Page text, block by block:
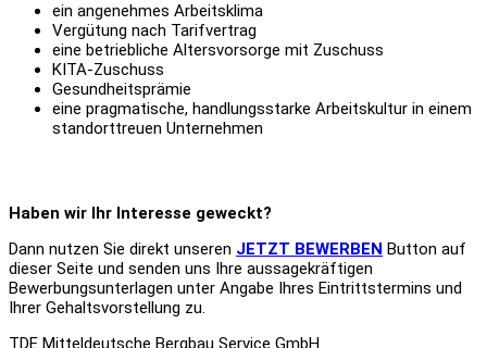
ein angenehmes Arbeitsklima
Vergütung nach Tarifvertrag
eine betriebliche Altersvorsorge mit Zuschuss
KITA-Zuschuss
Gesundheitsprämie
eine pragmatische, handlungsstarke Arbeitskultur in einem
standorttreuen Unternehmen
Haben wir Ihr Interesse geweckt?
Dann nutzen Sie direkt unseren JETZT BEWERBEN Button auf
dieser Seite und senden uns Ihre aussagekräftigen
Bewerbungsunterlagen unter Angabe Ihres Eintrittstermins und
Ihrer Gehaltsvorstellung zu.
TDE Mitteldeutsche Bergbau Service GmbH